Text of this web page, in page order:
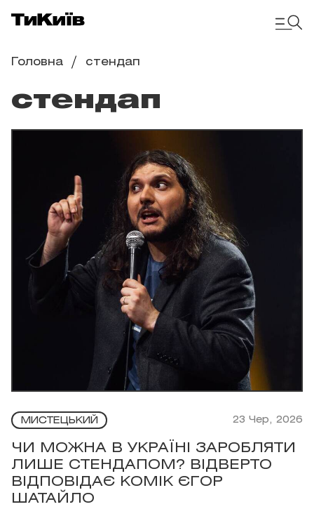
Головна стендап
стендап
МИСТЕЦЬКИЙ 23 Чер, 2026
ЧИ МОЖНА В УКРАЇНІ ЗАРОБЛЯТИ
ЛИШЕ СТЕНДАПОМ? ВІДВЕРТО
ВІДПОВІДАЄ КОМІК ЄГОР
ШАТАЙЛО